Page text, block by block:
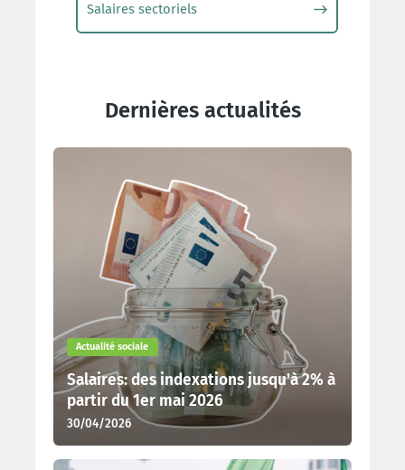
Salaires sectoriels
Dernières actualités
Actualité sociale
Salaires: des indexations jusqu'à 2% à
partir du 1er mai 2026
30/04/2026